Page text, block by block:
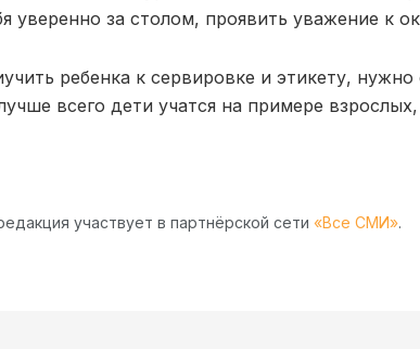
уверенно за столом, проявить уважение к
ребенка к сервировке и этикету,
всего дети учатся на примере
участвует в партнёрской сети «Все СМИ».